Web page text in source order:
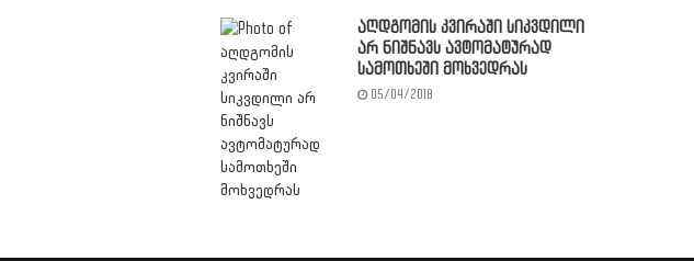
აღდგომის კვირაში სიკვდილი
არ ნიშნავს ავტომატურად
სამოთხეში მოხვედრას
05/04/2018